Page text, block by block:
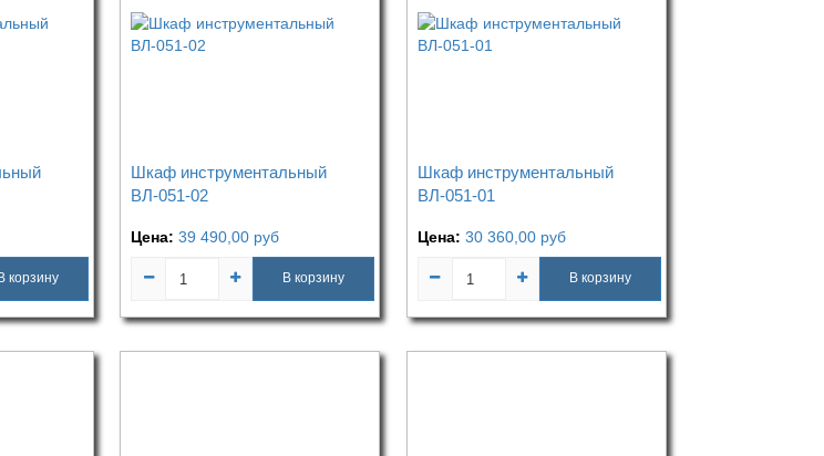
В корзину
Шкаф инструментальный
ВЛ-051-02
Цена:39 490,00 руб
В корзину
Шкаф инструментальный
ВЛ-051-01
Цена: 30 360,00 руб
В корзину